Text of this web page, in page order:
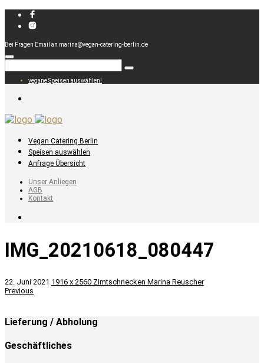
Bei Fragen Email an marina@vegan-catering-berlin.de
vegane Speisen auswählen!
Vegan Catering Berlin
Speisen auswählen
Anfrage Übersicht
Unser Anliegen
AGB
Kontakt
IMG_20210618_080447
22. Juni 2021 1916 x 2560 Zimtschnecken Marina Reuscher
Previous
Lieferung / Abholung
Geschäftliches